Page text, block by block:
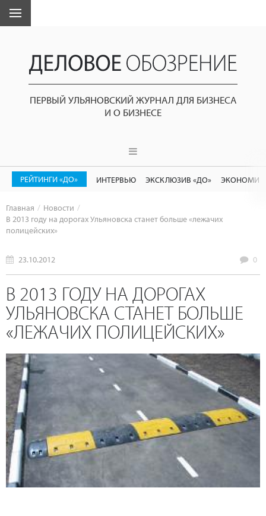
ПЕРВЫЙ УЛЬЯНОВСКИЙ ЖУРНАЛ ДЛЯ БИЗНЕСА
И О БИЗНЕСЕ
РЕЙТИНГИ «ДО» ИНТЕРВЬЮ ЭКСКЛЮЗИВ «ДО»
Главная
Новости
В 2013 году на дорогах Ульяновска станет больше «лежачих
полицейских»
23.10.2012 0
В 2013 ГОДУ НА ДОРОГАХ
УЛЬЯНОВСКА СТАНЕТ БОЛЬШЕ
«ЛЕЖАЧИХ ПОЛИЦЕЙСКИХ»